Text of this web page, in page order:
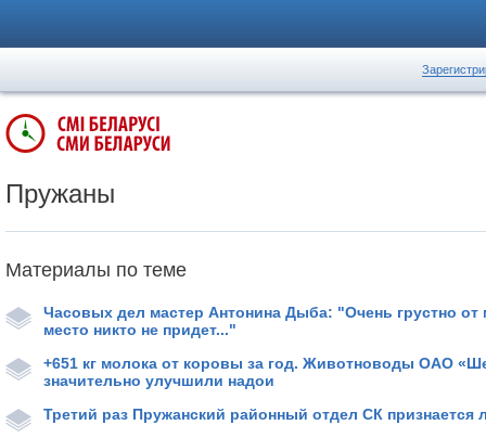
Пружаны
Материалы по теме
Часовых дел мастер Антонина Дыба: "Очень грустно от
место никто не придет..."
+651 кг молока от коровы за год. Животноводы ОАО
значительно улучшили надои
Третий раз Пружанский районный отдел СК признается